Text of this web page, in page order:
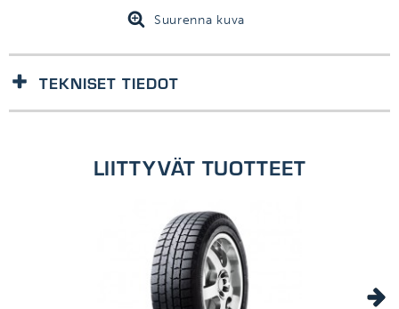
Suurenna kuva
TEKNISET TIEDOT
LIITTYVÄT TUOTTEET